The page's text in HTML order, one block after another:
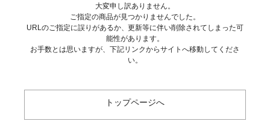
大変申し訳ありません。
ご指定の商品が見つかりませんでした。
URLのご指定に誤りがあるか、更新等に伴い削除されてしまった可
能性があります。
お手数とは思いますが、下記リンクからサイトへ移動してくださ
い。
トップページへ